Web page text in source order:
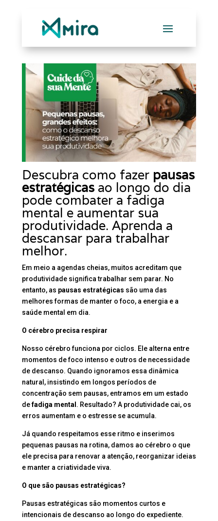
Descubra como fazer pausas
estratégicasao longo do dia
pode combater a fadiga
mental e aumentar sua
produtividade. Aprenda a
descansar para trabalhar
melhor.
Em meio a agendas cheias, muitos acreditam que
produtividade significa trabalhar sem parar. No
entanto, as pausas estratégicas são uma das
melhores formas de manter o foco, a energia e a
saúde mental em dia.
O cérebro precisa respirar
Nosso cérebro funciona por ciclos. Ele alterna entre
momentos de foco intenso e outros de necessidade
de descanso. Quando ignoramos essa dinâmica
natural, insistindo em longos períodos de
concentração sem pausas, entramos em um estado
defadiga mental. Resultado? A produtividade cai, os
erros aumentam e o estresse se acumula.
Já quando respeitamos esse ritmo e inserimos
pequenas pausas na rotina, damos ao cérebro o que
ele precisa para renovar a atenção, reorganizar ideias
e manter a criatividade viva.
O que são pausas estratégicas?
Pausas estratégicas são momentos curtos e
intencionais de descanso ao longo do expediente.